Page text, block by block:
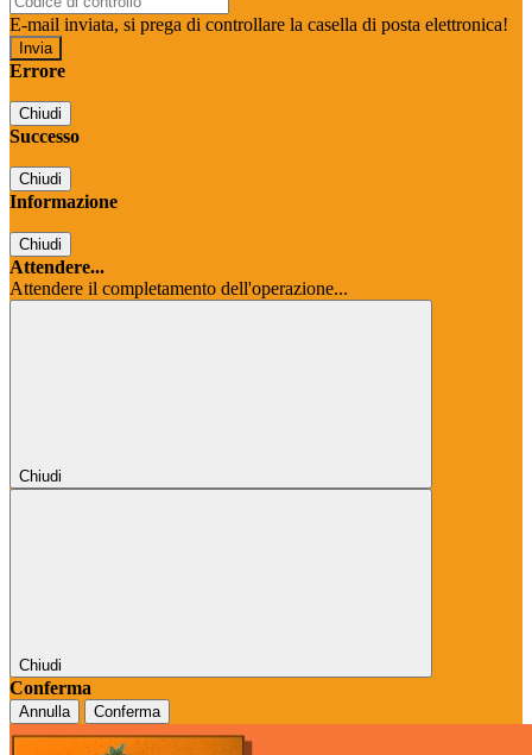
E-mail inviata, si prega di controllare la casella di posta elettronica!
Errore
Chiudi
Successo
Chiudi
Informazione
Chiudi
Attendere...
Attendere il completamento dell'operazione...
Chiudi
Chiudi
Conferma
Annulla Conferma